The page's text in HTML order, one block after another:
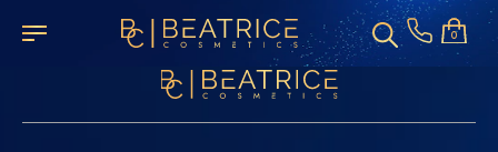
0
Элемент не найден